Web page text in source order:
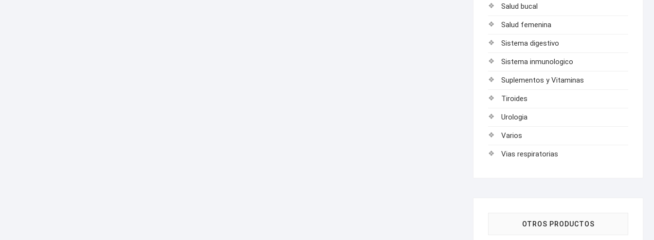
Salud bucal
Salud femenina
Sistema digestivo
Sistema inmunologico
Suplementos y Vitaminas
Tiroides
Urologia
Varios
Vias respiratorias
OTROS PRODUCTOS